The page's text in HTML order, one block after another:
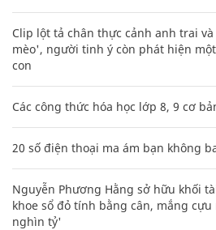
Clip lột tả chân thực cảnh anh trai
mèo', người tinh ý còn phát hiện
con
Các công thức hóa học lớp 8, 9 cơ
20 số điện thoại ma ám bạn không
Nguyễn Phương Hằng sở hữu khối
khoe sổ đỏ tính bằng cân, mắng
nghìn tỷ'